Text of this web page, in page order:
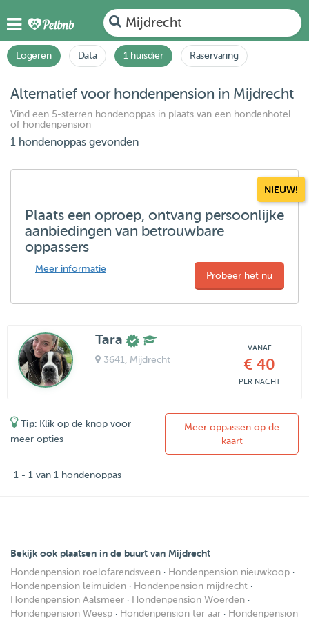
Mijdrecht
Logeren Data 1 huisdier Raservaring
Alternatief voor hondenpension in Mijdrecht
Vind een 5-sterren hondenoppas in plaats van een hondenhotel
of hondenpension
1 hondenoppas gevonden
NIEUW!
Plaats een oproep, ontvang persoonlijke
aanbiedingen van betrouwbare
oppassers
Meer informatie
Probeer het nu
Tara
3641 , Mijdrecht
VANAF
€ 40
PER NACHT
Tip: Klik op de knop voor
meer opties
Meer oppassen op de
kaart
1 - 1 van 1 hondenoppas
Bekijk ook plaatsen in de buurt van Mijdrecht
Hondenpension roelofarendsveen · Hondenpension nieuwkoop ·
Hondenpension leimuiden · Hondenpension mijdrecht ·
Hondenpension Aalsmeer · Hondenpension Woerden ·
Hondenpension Weesp · Hondenpension ter aar · Hondenpension